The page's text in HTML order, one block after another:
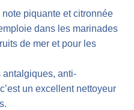
piquante et citronnée
dans les marinades
de mer et pour les
antalgiques, anti-
un excellent nettoyeur